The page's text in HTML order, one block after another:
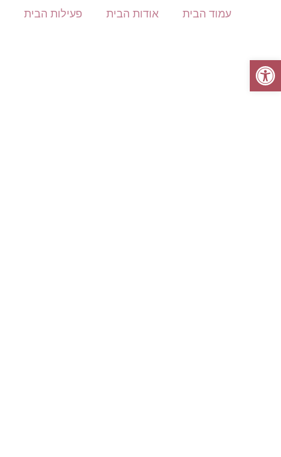
עמוד הבית אודות הבית פעילות הבית
פתח סרגל נגישות